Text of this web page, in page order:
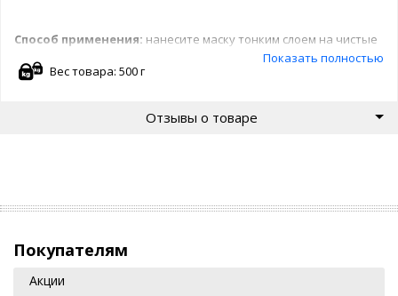
Способ применения: нанесите маску тонким слоем на чистые
волосы, завиксируйте на несколько минут, после чего смойте
остатки маски теплой водой.
бактерий на натуральном молоке.
Купитьпрямо сейчас
с доставкой по всей России !
Показать полностью
Вес товара: 500 г
Отзывы о товаре
Покупателям
Акции